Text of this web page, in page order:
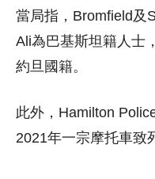
當局指，Bromfield及
Ali為巴基斯坦籍人士
約旦國籍。
此外，Hamilton
2021年一宗摩托車致